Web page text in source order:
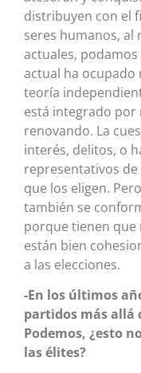
distribuyen con el
seres humanos, al
actuales,
actual ha
teoría
está integrado por
renovando. La
interés, delitos, o
representativos
que los eligen.
también se
porque tienen que
están bien
a las elecciones.
-En los últimos
partidos más allá
Podemos, ¿esto
las élites?